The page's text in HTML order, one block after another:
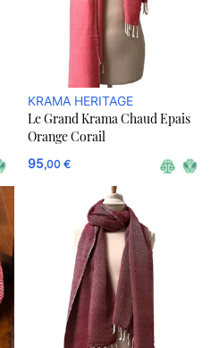
KRAMA HERITAGE
Le Grand Krama Chaud Epais
Orange Corail
95,00 €